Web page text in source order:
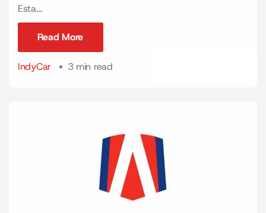
Esta...
Read More
IndyCar
3 min read